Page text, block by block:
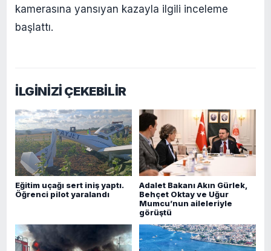
kamerasına yansıyan kazayla ilgili inceleme
başlattı.
İLGİNİZİ ÇEKEBİLİR
Eğitim uçağı sert iniş yaptı.
Öğrenci pilot yaralandı
Adalet Bakanı Akın Gürlek,
Behçet Oktay ve Uğur
Mumcu’nun aileleriyle
görüştü